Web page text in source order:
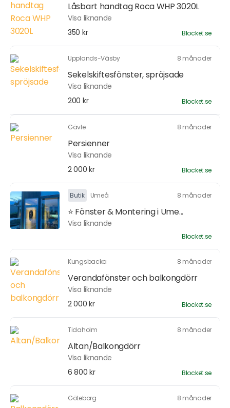
Låsbart handtag Roca WHP 3020L
Visa liknande
350 kr
Blocket.se
Upplands-Väsby 8 månader
Sekelskiftesfönster, spröjsade
Visa liknande
200 kr
Blocket.se
Gävle 8 månader
Persienner
Visa liknande
2 000 kr
Blocket.se
Butik Umeå 8 månader
⭐ Fönster & Montering i Ume...
Visa liknande
Blocket.se
Kungsbacka 8 månader
Verandafönster och balkongdörr
Visa liknande
2 000 kr
Blocket.se
Tidaholm 8 månader
Altan/Balkongdörr
Visa liknande
6 800 kr
Blocket.se
Göteborg 8 månader